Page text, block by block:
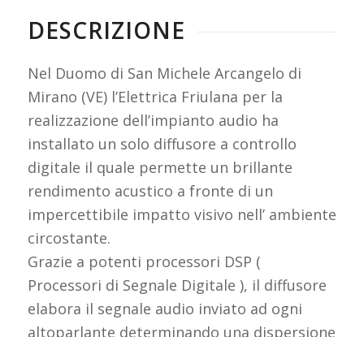
DESCRIZIONE
Nel Duomo di San Michele Arcangelo di
Mirano (VE) l’Elettrica Friulana per la
realizzazione dell’impianto audio ha
installato un solo diffusore a controllo
digitale il quale permette un brillante
rendimento acustico a fronte di un
impercettibile impatto visivo nell’ ambiente
circostante.
Grazie a potenti processori DSP (
Processori di Segnale Digitale ), il diffusore
elabora il segnale audio inviato ad ogni
altoparlante determinando una dispersione